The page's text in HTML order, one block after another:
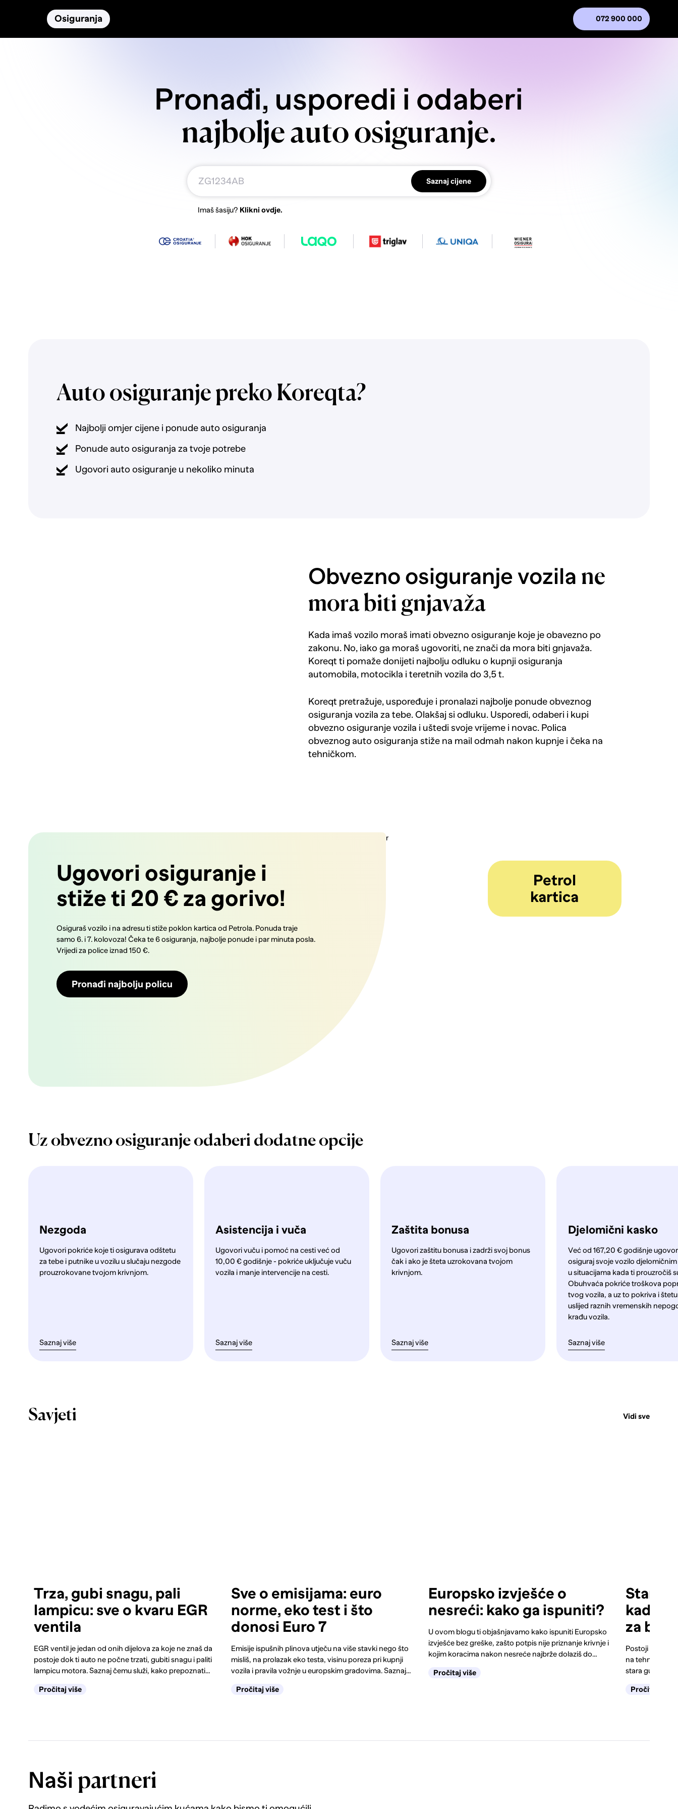
Osiguranja 072 900 000
Pronađi, usporedi i odaberi
najbolje auto osiguranje.
Saznaj cijene
Imaš šasiju? Klikni ovdje.
Auto osiguranje preko Koreqta?
Najbolji omjer cijene i ponude auto osiguranja
Ponude auto osiguranja za tvoje potrebe
Ugovori auto osiguranje u nekoliko minuta
Obvezno osiguranje vozila ne
mora biti gnjavaža
Kada imaš vozilo moraš imati obvezno osiguranje koje je obavezno po
zakonu. No, iako ga moraš ugovoriti, ne znači da mora biti gnjavaža.
Koreqt ti pomaže donijeti najbolju odluku o kupnji osiguranja
automobila, motocikla i teretnih vozila do 3,5 t.
Koreqt pretražuje, uspoređuje i pronalazi najbolje ponude obveznog
osiguranja vozila za tebe. Olakšaj si odluku. Usporedi, odaberi i kupi
obvezno osiguranje vozila i uštedi svoje vrijeme i novac. Polica
obveznog auto osiguranja stiže na mail odmah nakon kupnje i čeka na
tehničkom.
Petrol
kartica
Ugovori osiguranje i
stiže ti 20 € za gorivo!
Osiguraš vozilo i na adresu ti stiže poklon kartica od Petrola. Ponuda traje
samo 6. i 7. kolovoza! Čeka te 6 osiguranja, najbolje ponude i par minuta posla.
Vrijedi za police iznad 150 €.
Pronađi najbolju policu
Uz obvezno osiguranje odaberi dodatne opcije
Nezgoda
Ugovori pokriće koje ti osigurava odštetu
za tebe i putnike u vozilu u slučaju nezgode
prouzrokovane tvojom krivnjom.
Saznaj više
Asistencija i vuča
Ugovori vuču i pomoć na cesti već od
10,00 € godišnje - pokriće uključuje vuču
vozila i manje intervencije na cesti.
Saznaj više
Zaštita bonusa
Ugovori zaštitu bonusa i zadrži svoj bonus
čak i ako je šteta uzrokovana tvojom
krivnjom.
Saznaj više
Djelomični kasko
Već od 167,20 € godišnje
osiguraj svoje vozilo
u situacijama kada ti prouzročiš
Obuhvaća pokriće troškova
tvog vozila, a uz to pokriva i
uslijed raznih vremenskih
krađu vozila.
Saznaj više
Savjeti Vidi sve
Trza, gubi snagu, pali
lampicu: sve o kvaru EGR
ventila
EGR ventil je jedan od onih dijelova za koje ne znaš da
postoje dok ti auto ne počne trzati, gubiti snagu i paliti
lampicu motora. Saznaj čemu služi, kako prepoznati
zamjena.
Pročitaj više
Sve o emisijama: euro
norme, eko test i što
donosi Euro 7
Emisije ispušnih plinova utječu na više stavki nego što
misliš, na prolazak eko testa, visinu poreza pri kupnji
vozila i pravila vožnje u europskim gradovima. Saznaj
studenoga donosi Euro 7.
Pročitaj više
Europsko izvješće o
nesreći: kako ga ispuniti?
U ovom blogu ti objašnjavamo kako ispuniti Europsko
izvješće bez greške, zašto potpis nije priznanje krivnje i
kojim koracima nakon nesreće najbrže dolaziš do
Pročitaj više
kad je
za
Postoji
na tehničkom.
stara guma
Pročitaj više
Naši partneri